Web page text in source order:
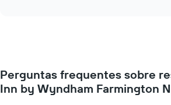
quarto
numa
quarto
a
cada
Perguntas frequentes sobre
Inn by Wyndham Farmington